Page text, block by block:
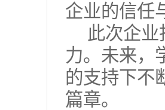
企业的信任
此次企
力。未来，
的支持下不
篇章。